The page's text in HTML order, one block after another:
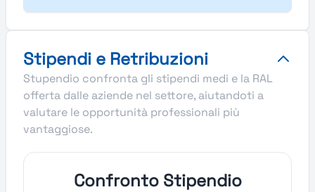
Stipendi e Retribuzioni
Stupendio confronta gli stipendi medi e la RAL
offerta dalle aziende nel settore, aiutandoti a
valutare le opportunità professionali più
vantaggiose.
Confronto Stipendio